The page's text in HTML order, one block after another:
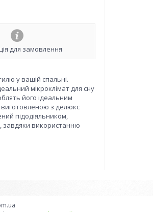
для замовлення
у вашій спальні.
мікроклімат для сну
його ідеальним
виготовленою з делюкс
підодіяльником,
завдяки використанню